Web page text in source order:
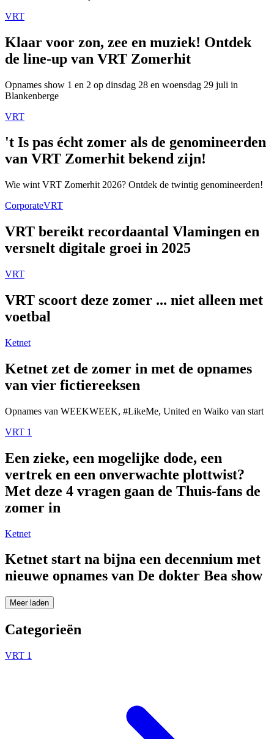
VRT
Klaar voor zon, zee en muziek! Ontdek
de line-up van VRT Zomerhit
Opnames show 1 en 2 op dinsdag 28 en woensdag 29 juli in
Blankenberge
VRT
't Is pas écht zomer als de genomineerden
van VRT Zomerhit bekend zijn!
Wie wint VRT Zomerhit 2026? Ontdek de twintig genomineerden!
CorporateVRT
VRT bereikt recordaantal Vlamingen en
versnelt digitale groei in 2025
VRT
VRT scoort deze zomer ... niet alleen met
voetbal
Ketnet
Ketnet zet de zomer in met de opnames
van vier fictiereeksen
Opnames van WEEKWEEK, #LikeMe, United en Waiko van start
VRT 1
Een zieke, een mogelijke dode, een
vertrek en een onverwachte plottwist?
Met deze 4 vragen gaan de Thuis-fans de
zomer in
Ketnet
Ketnet start na bijna een decennium met
nieuwe opnames van De dokter Bea show
Meer laden
Categorieën
VRT 1